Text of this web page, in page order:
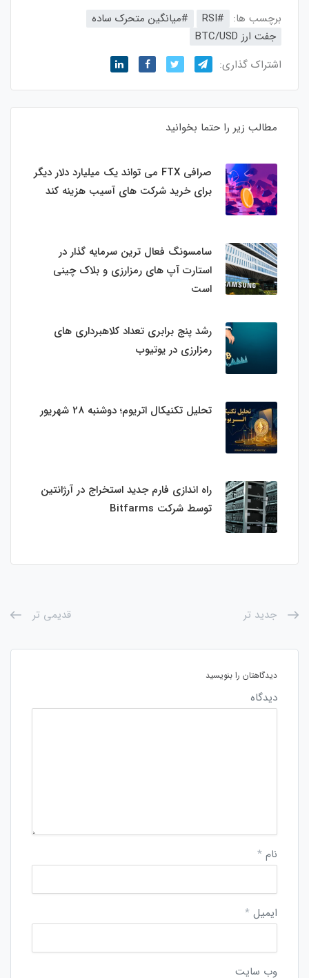
برچسب ها: #RSI
#میانگین متحرک ساده
جفت ارز BTC/USD
اشتراک گذاری:
مطالب زیر را حتما بخوانید
صرافی FTX می تواند یک میلیارد دلار دیگر
برای خرید شرکت های آسیب هزینه کند
سامسونگ فعال‌ ترین سرمایه‌ گذار در
استارت‌ آپ‌ های رمزارزی و بلاک چینی
است
رشد پنج برابری تعداد کلاهبرداری های
رمزارزی در یوتیوب
تحلیل تکنیکال اتریوم؛ دوشنبه 28 شهریور
راه اندازی فارم جدید استخراج در آرژانتین
توسط شرکت Bitfarms
جدید تر قدیمی تر
دیدگاهتان را بنویسید
دیدگاه
نام *
ایمیل *
وب‌ سایت